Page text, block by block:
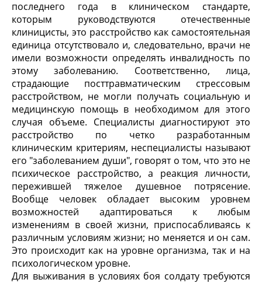
последнего года в клиническом стандарте,
которым руководствуются отечественные
клиницисты, это расстройство как самостоятельная
единица отсутствовало и, следовательно, врачи не
имели возможности определять инвалидность по
этому заболеванию. Соответственно, лица,
страдающие посттравматическим стрессовым
расстройством, не могли получать социальную и
медицинскую помощь в необходимом для этого
случая объеме. Специалисты диагностируют это
расстройство по четко разработанным
клиническим критериям, неспециалисты называют
его "заболеванием души", говорят о том, что это не
психическое расстройство, а реакция личности,
пережившей тяжелое душевное потрясение.
Вообще человек обладает высоким уровнем
возможностей адаптироваться к любым
изменениям в своей жизни, приспосабливаясь к
различным условиям жизни; но меняется и он сам.
Это происходит как на уровне организма, так и на
психологическом уровне.
Для выживания в условиях боя солдату требуются